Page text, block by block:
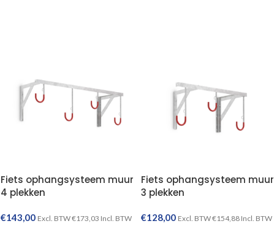
Fiets ophangsysteem muur
4 plekken
€143,00 Excl. BTW€173,03 Incl. BTW
Fiets ophangsysteem muur
3 plekken
€128,00 Excl. BTW€154,88 Incl. BTW